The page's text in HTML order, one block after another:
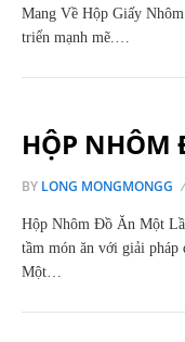
Mang Về Hộp Giấy
triển mạnh mẽ.…
HỘP NHÔM
BY LONG MONGMONGG
Hộp Nhôm Đồ Ăn Một
tầm món ăn với giải
Một…